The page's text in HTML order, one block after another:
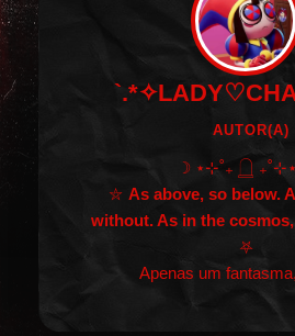
AUTOR(A)
☽ ⋆⊹˚₊ 𓉸
⛦ As above, so below.
without. As in the
⛧
Apenas um